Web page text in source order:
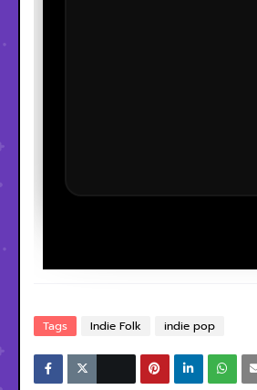
Tags Indie Folk indie pop